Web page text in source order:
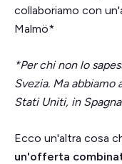
collaboriamo con
Malmö*
*Per chi non lo
Svezia. Ma
Stati Uniti, in
Ecco un'altra cosa
un'offerta